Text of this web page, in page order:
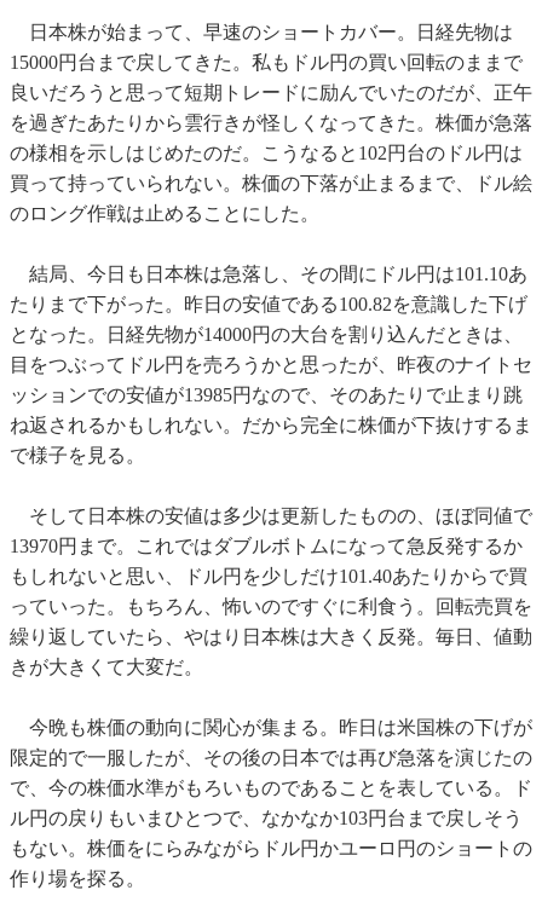
日本株が始まって、早速のショートカバー。日経先物は
15000円台まで戻してきた。私もドル円の買い回転のままで
良いだろうと思って短期トレードに励んでいたのだが、正午
を過ぎたあたりから雲行きが怪しくなってきた。株価が急落
の様相を示しはじめたのだ。こうなると102円台のドル円は
買って持っていられない。株価の下落が止まるまで、ドル絵
のロング作戦は止めることにした。
結局、今日も日本株は急落し、その間にドル円は101.10あ
たりまで下がった。昨日の安値である100.82を意識した下げ
となった。日経先物が14000円の大台を割り込んだときは、
目をつぶってドル円を売ろうかと思ったが、昨夜のナイトセ
ッションでの安値が13985円なので、そのあたりで止まり跳
ね返されるかもしれない。だから完全に株価が下抜けするま
で様子を見る。
そして日本株の安値は多少は更新したものの、ほぼ同値で
13970円まで。これではダブルボトムになって急反発するか
もしれないと思い、ドル円を少しだけ101.40あたりからで買
っていった。もちろん、怖いのですぐに利食う。回転売買を
繰り返していたら、やはり日本株は大きく反発。毎日、値動
きが大きくて大変だ。
今晩も株価の動向に関心が集まる。昨日は米国株の下げが
限定的で一服したが、その後の日本では再び急落を演じたの
で、今の株価水準がもろいものであることを表している。ド
ル円の戻りもいまひとつで、なかなか103円台まで戻しそう
もない。株価をにらみながらドル円かユーロ円のショートの
作り場を探る。